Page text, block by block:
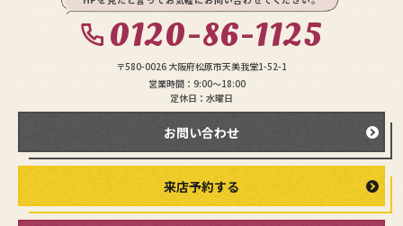
0120-86-1125
〒580-0026 大阪府松原市天美我堂1-52-1
営業時間：9:00〜18:00
定休日：水曜日
お問い合わせ
来店予約する